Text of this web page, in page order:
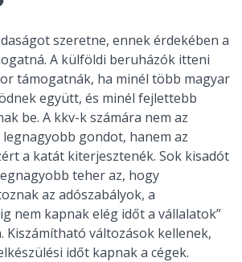
szeretne, ennek érdekében a
A külföldi beruházók itteni
támogatnák, ha minél több magyar
együtt, és minél fejlettebb
be. A kkv-k számára nem az
gondot, hanem az
a katát kiterjesztenék. Sok kisadót
teher az, hogy
az adószabályok, a
nem kapnak elég időt a vállalatok”
Kiszámítható változások kellenek,
időt kapnak a cégek.